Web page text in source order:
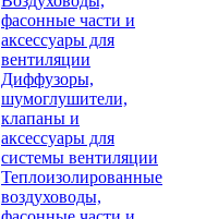
фасонные части и
аксессуары для
вентиляции
Диффузоры,
шумоглушители,
клапаны и
аксессуары для
системы вентиляции
Теплоизолированные
воздуховоды,